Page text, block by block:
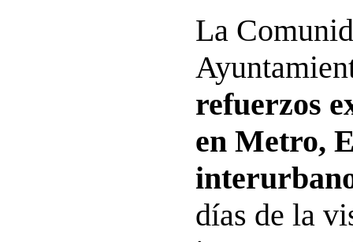
La
refuerzos
en Metro,
días de la